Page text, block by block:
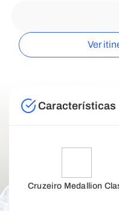
Ver
Características
Cruzeiro Medallion